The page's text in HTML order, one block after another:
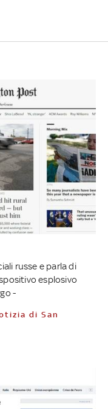
russe e parla di
esplosivo
-